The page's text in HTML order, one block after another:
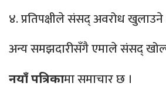
४. प्रतिपक्षीले संसद् अवरोध
अन्य समझदारीसँगै एमाले संसद्
नयाँ पत्रिकामा समाचार छ ।